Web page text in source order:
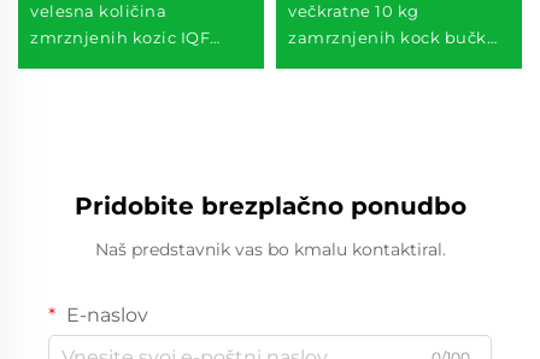
velesna količina
zmrznjenih kozic IQF
večkratne 10 kg
zamrznjenih kock bučk
Pridobite brezplačno ponudbo
Naš predstavnik vas bo kmalu kontaktiral.
E-naslov